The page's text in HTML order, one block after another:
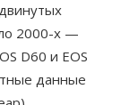
2000-х —
D60 и EOS
данные